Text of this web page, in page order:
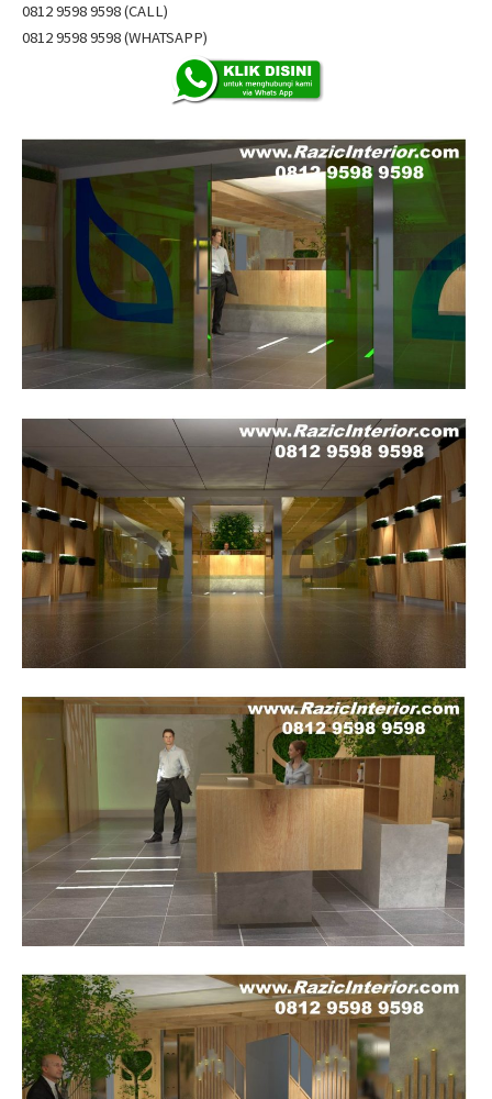
0812 9598 9598 (CALL)
0812 9598 9598 (WHATSAPP)